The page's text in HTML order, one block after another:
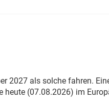
2027 als solche fahren.
heute (07.08.2026) im